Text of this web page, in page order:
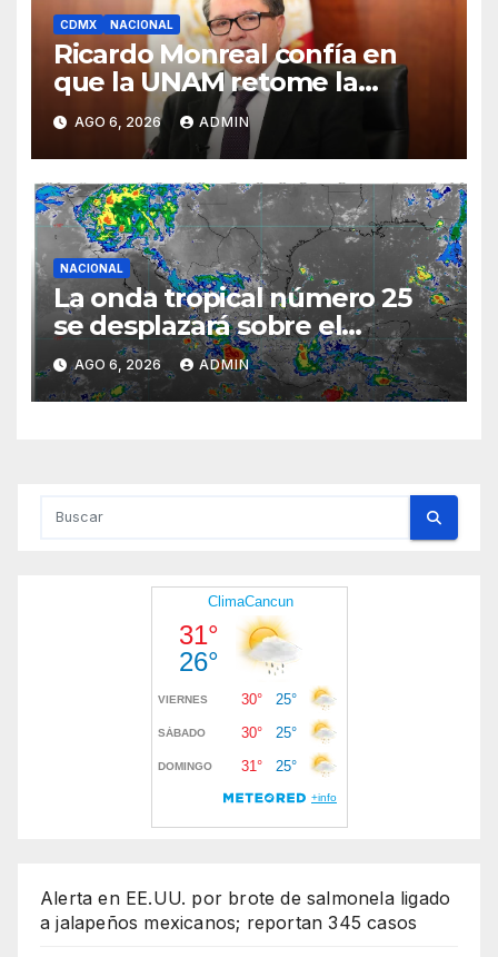
CDMX NACIONAL
Ricardo Monreal confía en
que la UNAM retome la
normalidad e inicie el
semestre mediante el diálogo
AGO 6, 2026 ADMIN
NACIONAL
La onda tropical número 25
se desplazará sobre el
sureste mexicano
AGO 6, 2026 ADMIN
Alerta en EE.UU. por brote de salmonela ligado
a jalapeños mexicanos; reportan 345 casos